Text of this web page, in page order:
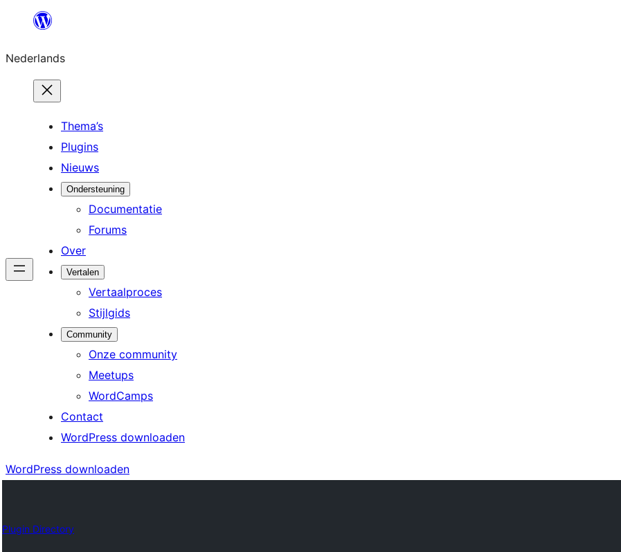
de
inhoud
Nederlands
Thema’s
Plugins
Nieuws
Ondersteuning
Documentatie
Forums
Over
Vertalen
Vertaalproces
Stijlgids
Community
Onze community
Meetups
WordCamps
Contact
WordPress downloaden
WordPress downloaden
Plugin Directory